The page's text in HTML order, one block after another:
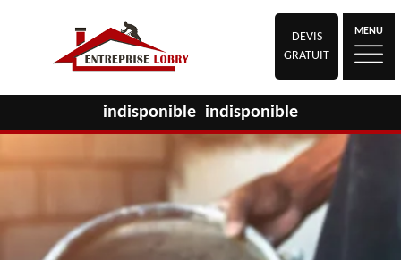
DEVIS
GRATUIT
MENU
indisponible indisponible